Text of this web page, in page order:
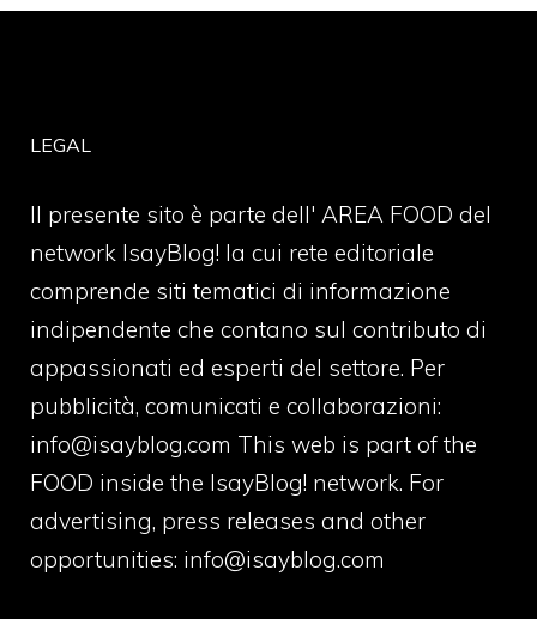
LEGAL
Il presente sito è parte dell' AREA FOOD del
network IsayBlog! la cui rete editoriale
comprende siti tematici di informazione
indipendente che contano sul contributo di
appassionati ed esperti del settore. Per
pubblicità, comunicati e collaborazioni:
info@isayblog.com This web is part of the
FOOD inside the IsayBlog! network. For
advertising, press releases and other
opportunities: info@isayblog.com